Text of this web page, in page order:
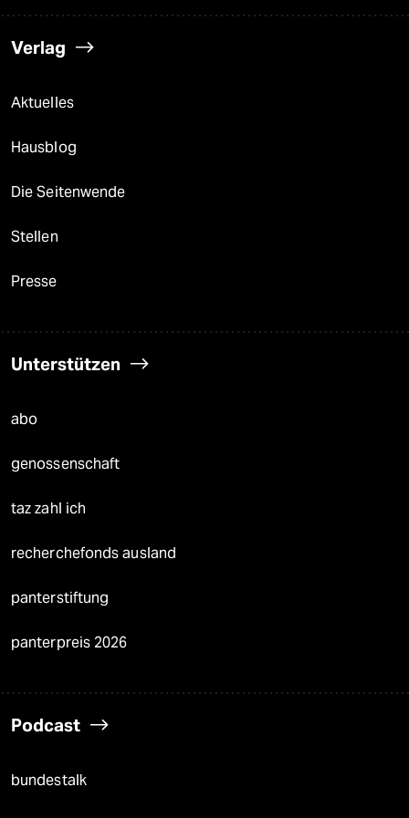
Verlag
Aktuelles
Hausblog
Die Seitenwende
Stellen
Presse
Unterstützen
abo
genossenschaft
taz zahl ich
recherchefonds ausland
panterstiftung
panterpreis 2026
Podcast
bundestalk